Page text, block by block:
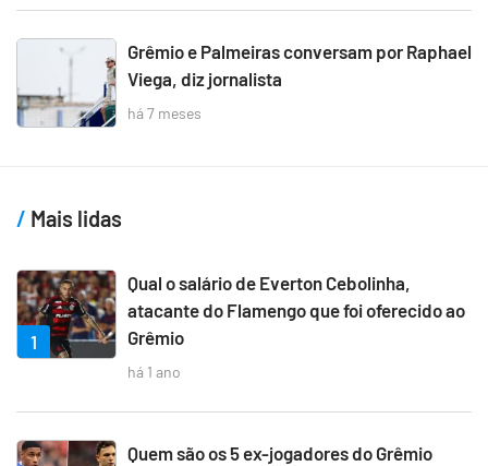
Grêmio e Palmeiras conversam por Raphael
Viega, diz jornalista
há 7 meses
Mais lidas
1
Qual o salário de Everton Cebolinha,
atacante do Flamengo que foi oferecido ao
Grêmio
há 1 ano
Quem são os 5 ex-jogadores do Grêmio